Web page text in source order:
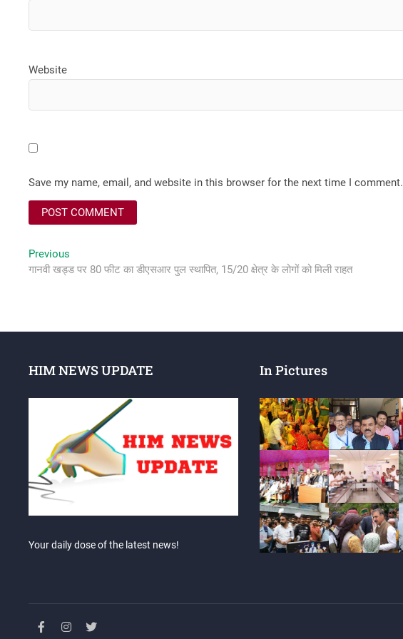
Website
Save my name, email, and website in this browser for the next time I comment.
Post
navigation
Previous
post:
गानवी खड्ड पर 80 फीट का डीएसआर पुल स्थापित, 15/20 क्षेत्र के लोगों को मिली राहत
HIM NEWS UPDATE
Your daily dose of the latest news!
In Pictures
facebook
instagram
twitter